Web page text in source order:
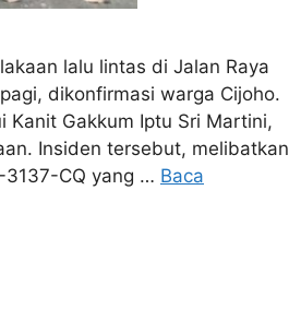
lalu lintas di Jalan Raya
dikonfirmasi warga Cijoho.
Kanit Gakkum Iptu Sri Martini,
Insiden tersebut, melibatkan
3137-CQ yang … Baca